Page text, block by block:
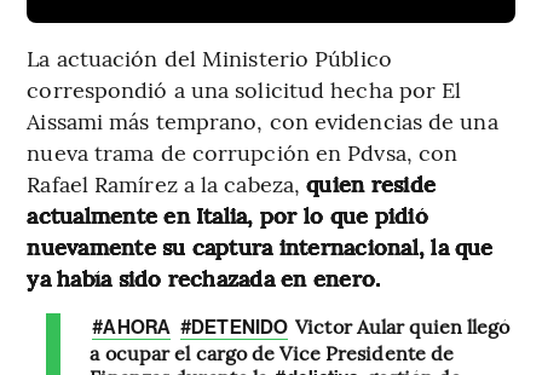
La actuación del Ministerio Público
correspondió a una solicitud hecha por El
Aissami más temprano, con evidencias de una
nueva trama de corrupción en Pdvsa, con
Rafael Ramírez a la cabeza,quien reside
actualmente en Italia, por lo que pidió
nuevamente su captura internacional, la que
ya había sido rechazada en enero.
#AHORA #DETENIDO Victor Aular quien llegó
a ocupar el cargo de Vice Presidente de